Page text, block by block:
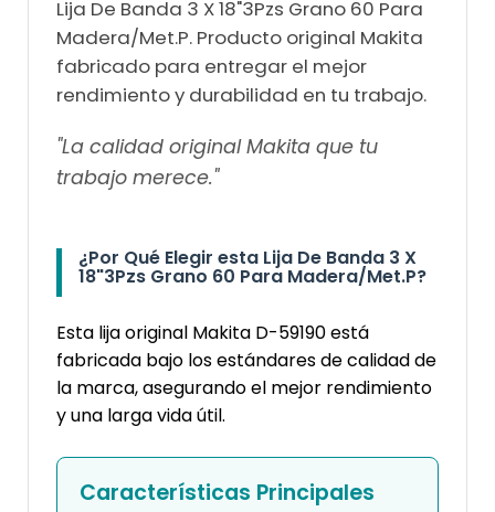
Lija De Banda 3 X 18"3Pzs Grano 60 Para
Madera/Met.P. Producto original Makita
fabricado para entregar el mejor
rendimiento y durabilidad en tu trabajo.
"La calidad original Makita que tu
trabajo merece."
¿Por Qué Elegir esta Lija De Banda 3 X
18"3Pzs Grano 60 Para Madera/Met.P?
Esta lija original Makita D-59190 está
fabricada bajo los estándares de calidad de
la marca, asegurando el mejor rendimiento
y una larga vida útil.
Características Principales